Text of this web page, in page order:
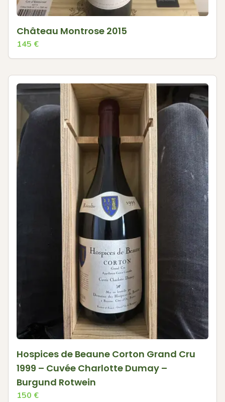
Château Montrose 2015
145 €
Hospices de Beaune Corton Grand Cru
1999 – Cuvée Charlotte Dumay –
Burgund Rotwein
150 €